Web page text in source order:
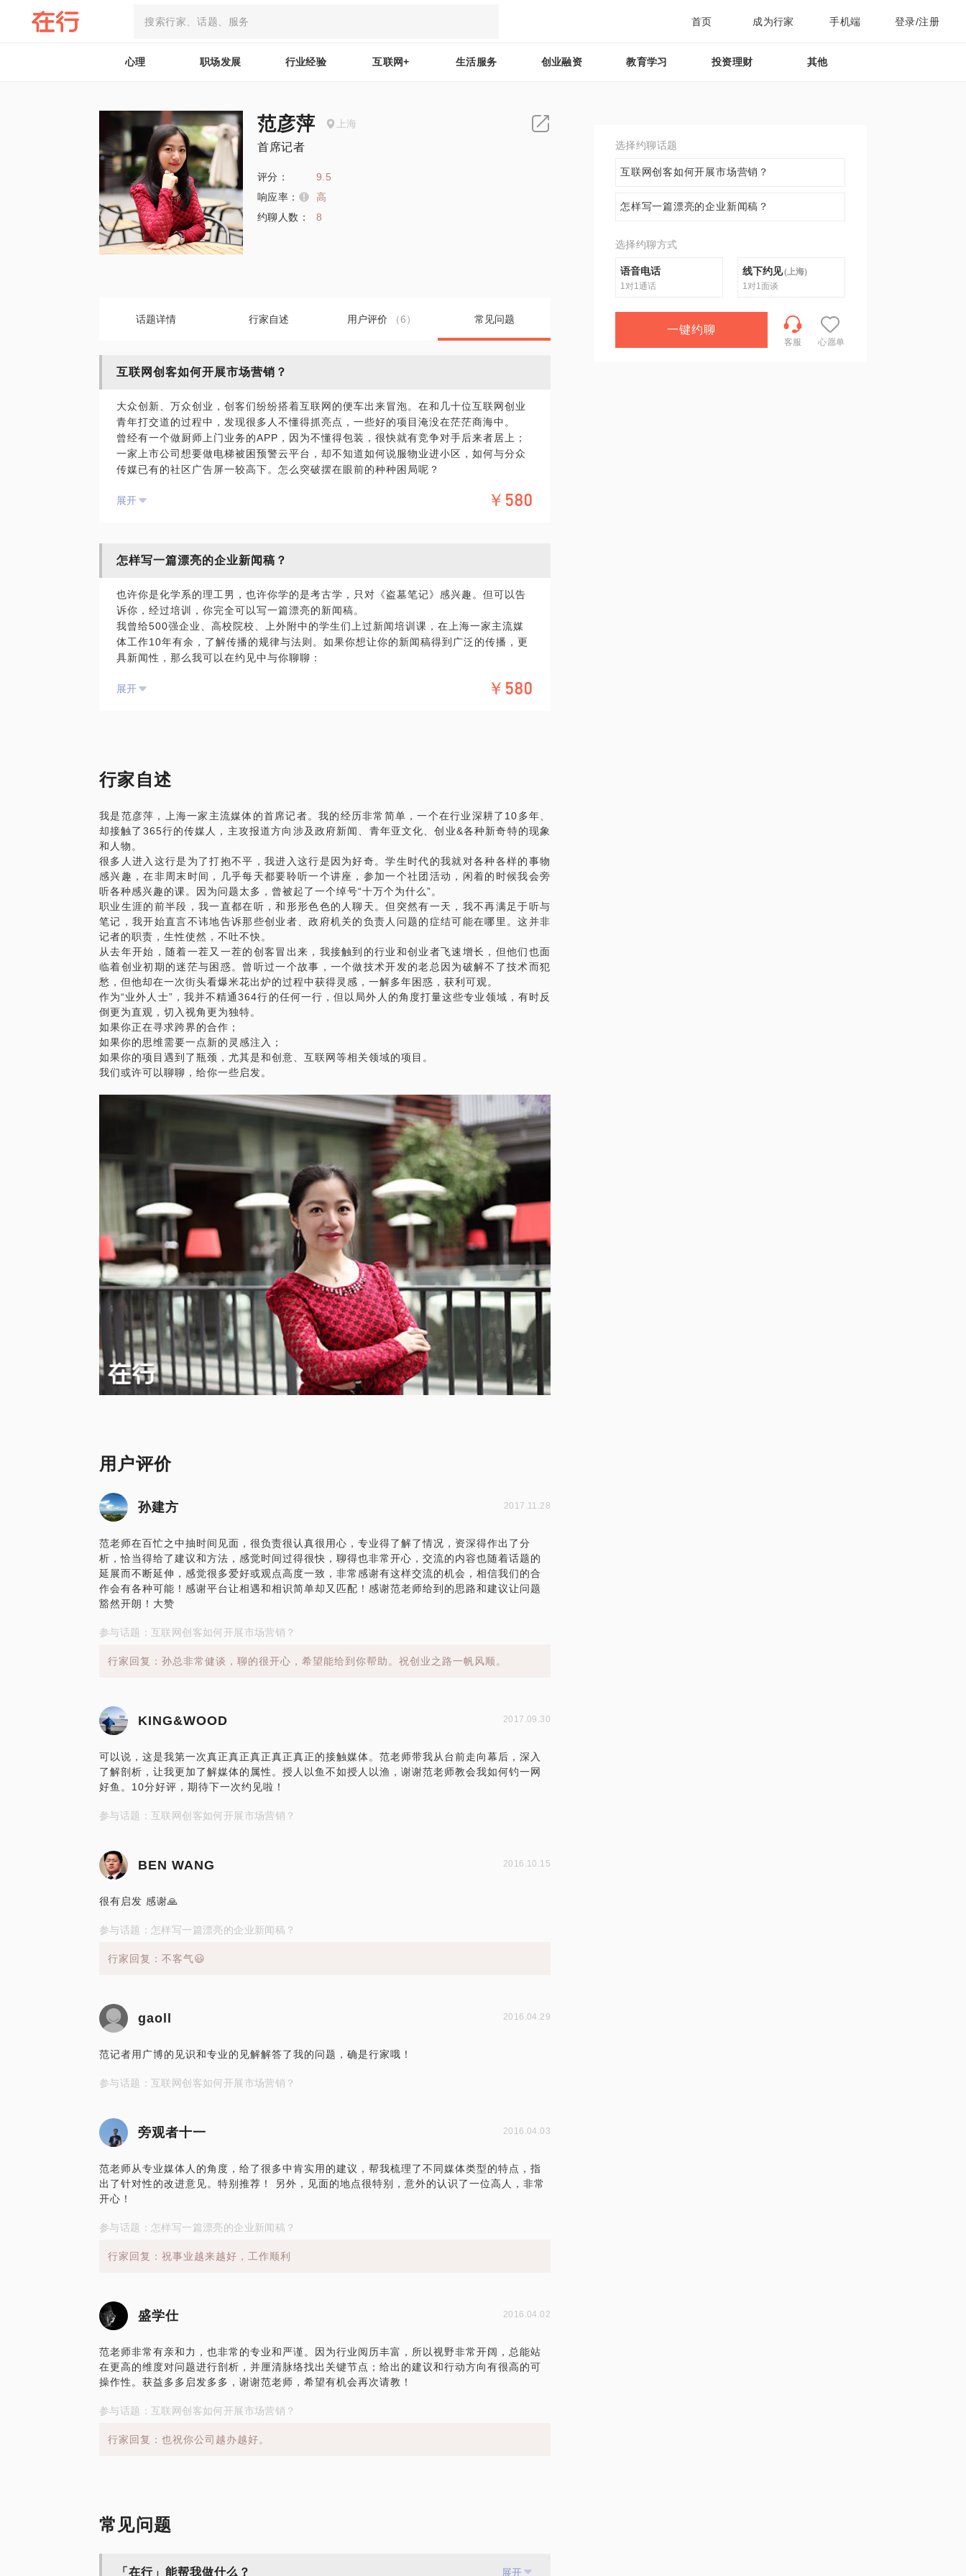
首页 成为行家 手机端 登录/注册
心理 职场发展 行业经验 互联网+ 生活服务 创业融资 教育学习 投资理财 其他
范彦萍 上海
首席记者
评分：
9.5
响应率：
高
约聊人数：
8
话题详情 行家自述 用户评价 （6） 常见问题
互联网创客如何开展市场营销？
大众创新、万众创业，创客们纷纷搭着互联网的便车出来冒泡。在和几十位互联网创业
青年打交道的过程中，发现很多人不懂得抓亮点，一些好的项目淹没在茫茫商海中。
曾经有一个做厨师上门业务的APP，因为不懂得包装，很快就有竞争对手后来者居上；
一家上市公司想要做电梯被困预警云平台，却不知道如何说服物业进小区，如何与分众
传媒已有的社区广告屏一较高下。怎么突破摆在眼前的种种困局呢？
产品无人问津？我可以在约见中与你聊聊：
PS：与我见面前，你需要把你企业目前的运营模式、基本情况、面临的困惑发给我，越
展开 ￥580
怎样写一篇漂亮的企业新闻稿？
也许你是化学系的理工男，也许你学的是考古学，只对《盗墓笔记》感兴趣。但可以告
诉你，经过培训，你完全可以写一篇漂亮的新闻稿。
我曾给500强企业、高校院校、上外附中的学生们上过新闻培训课，在上海一家主流媒
体工作10年有余，了解传播的规律与法则。如果你想让你的新闻稿得到广泛的传播，更
具新闻性，那么我可以在约见中与你聊聊：
如何写你的导语、标题、正文，从而达到最好的传播效果；
PS：与我见面前，请把你的问题具体化，也可以把问题提前发给我，方便我做更精确的
准备。
展开 ￥580
行家自述
我是范彦萍，上海一家主流媒体的首席记者。我的经历非常简单，一个在行业深耕了10多年、
却接触了365行的传媒人，主攻报道方向涉及政府新闻、青年亚文化、创业&各种新奇特的现象
和人物。
很多人进入这行是为了打抱不平，我进入这行是因为好奇。学生时代的我就对各种各样的事物
感兴趣，在非周末时间，几乎每天都要聆听一个讲座，参加一个社团活动，闲着的时候我会旁
听各种感兴趣的课。因为问题太多，曾被起了一个绰号“十万个为什么”。
职业生涯的前半段，我一直都在听，和形形色色的人聊天。但突然有一天，我不再满足于听与
笔记，我开始直言不讳地告诉那些创业者、政府机关的负责人问题的症结可能在哪里。这并非
记者的职责，生性使然，不吐不快。
从去年开始，随着一茬又一茬的创客冒出来，我接触到的行业和创业者飞速增长，但他们也面
临着创业初期的迷茫与困惑。曾听过一个故事，一个做技术开发的老总因为破解不了技术而犯
愁，但他却在一次街头看爆米花出炉的过程中获得灵感，一解多年困惑，获利可观。
作为“业外人士”，我并不精通364行的任何一行，但以局外人的角度打量这些专业领域，有时反
倒更为直观，切入视角更为独特。
如果你正在寻求跨界的合作；
如果你的思维需要一点新的灵感注入；
如果你的项目遇到了瓶颈，尤其是和创意、互联网等相关领域的项目。
我们或许可以聊聊，给你一些启发。
用户评价
孙建方 2017.11.28
范老师在百忙之中抽时间见面，很负责很认真很用心，专业得了解了情况，资深得作出了分
析，恰当得给了建议和方法，感觉时间过得很快，聊得也非常开心，交流的内容也随着话题的
延展而不断延伸，感觉很多爱好或观点高度一致，非常感谢有这样交流的机会，相信我们的合
作会有各种可能！感谢平台让相遇和相识简单却又匹配！感谢范老师给到的思路和建议让问题
豁然开朗！大赞
参与话题：互联网创客如何开展市场营销？
行家回复：孙总非常健谈，聊的很开心，希望能给到你帮助。祝创业之路一帆风顺。
KING&WOOD 2017.09.30
可以说，这是我第一次真正真正真正真正真正的接触媒体。范老师带我从台前走向幕后，深入
了解剖析，让我更加了解媒体的属性。授人以鱼不如授人以渔，谢谢范老师教会我如何钓一网
好鱼。10分好评，期待下一次约见啦！
参与话题：互联网创客如何开展市场营销？
BEN WANG 2016.10.15
很有启发 感谢🙏
参与话题：怎样写一篇漂亮的企业新闻稿？
行家回复：不客气😃
gaoll 2016.04.29
范记者用广博的见识和专业的见解解答了我的问题，确是行家哦！
参与话题：互联网创客如何开展市场营销？
旁观者十一 2016.04.03
范老师从专业媒体人的角度，给了很多中肯实用的建议，帮我梳理了不同媒体类型的特点，指
出了针对性的改进意见。特别推荐！ 另外，见面的地点很特别，意外的认识了一位高人，非常
开心！
参与话题：怎样写一篇漂亮的企业新闻稿？
行家回复：祝事业越来越好，工作顺利
盛学仕 2016.04.02
范老师非常有亲和力，也非常的专业和严谨。因为行业阅历丰富，所以视野非常开阔，总能站
在更高的维度对问题进行剖析，并厘清脉络找出关键节点；给出的建议和行动方向有很高的可
操作性。获益多多启发多多，谢谢范老师，希望有机会再次请教！
参与话题：互联网创客如何开展市场营销？
行家回复：也祝你公司越办越好。
常见问题
「在行」能帮我做什么？ 展开
选择约聊话题
互联网创客如何开展市场营销？
怎样写一篇漂亮的企业新闻稿？
选择约聊方式
语音电话
1对1通话
线下约见(上海)
1对1面谈
一键约聊
客服 心愿单